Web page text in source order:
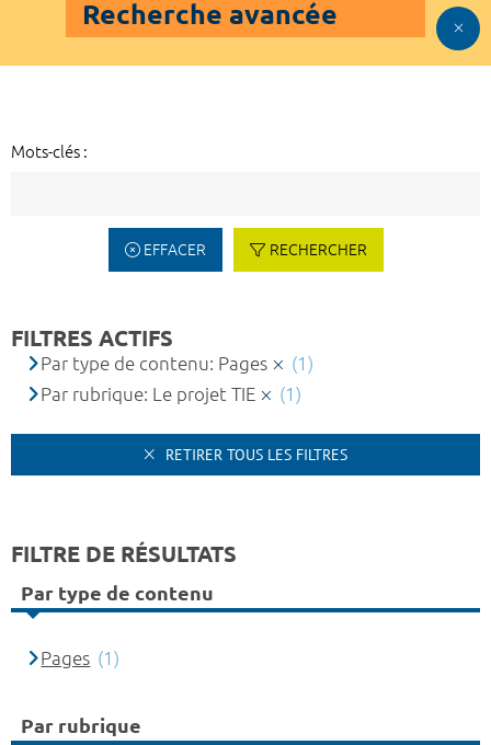
Recherche avancée
Mots-clés :
EFFACER RECHERCHER
FILTRES ACTIFS
Par type de contenu: Pages
(1)
Par rubrique: Le projet TIE
(1)
RETIRER TOUS LES FILTRES
FILTRE DE RÉSULTATS
Par type de contenu
Pages (1)
Par rubrique